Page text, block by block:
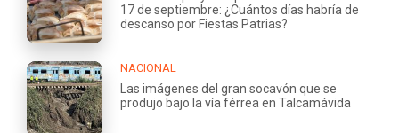
17 de septiembre: ¿Cuántos días habría de
descanso por Fiestas Patrias?
NACIONAL
Las imágenes del gran socavón que se
produjo bajo la vía férrea en Talcamávida